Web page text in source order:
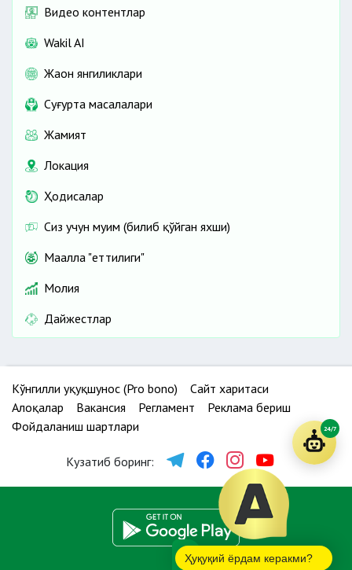
Видео контентлар
Wakil AI
Жаҳон янгиликлари
Cуғурта масалалари
Жамият
Локация
Ҳодисалар
Сиз учун муҳим (билиб қўйган яхши)
Маҳалла "еттилиги"
Молия
Дайжестлар
Кўнгилли ҳуқуқшунос (Pro bono)
Сайт харитаси
Алоқалар
Вакансия Регламент
Реклама бериш
Фойдаланиш шартлари
Кузатиб боринг:
Ҳуқуқий ёрдам керакми?
24/7